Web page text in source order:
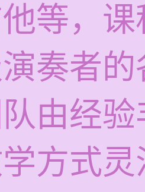
等，
奏者
由经
方式